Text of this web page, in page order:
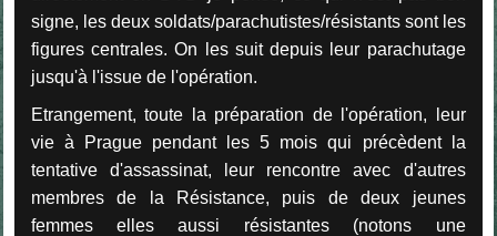
signe, les deux soldats/parachutistes/résistants sont les
figures centrales. On les suit depuis leur parachutage
jusqu'à l'issue de l'opération.
Etrangement, toute la préparation de l'opération, leur
vie à Prague pendant les 5 mois qui précèdent la
tentative d'assassinat, leur rencontre avec d'autres
membres de la Résistance, puis de deux jeunes
femmes elles aussi résistantes (notons une